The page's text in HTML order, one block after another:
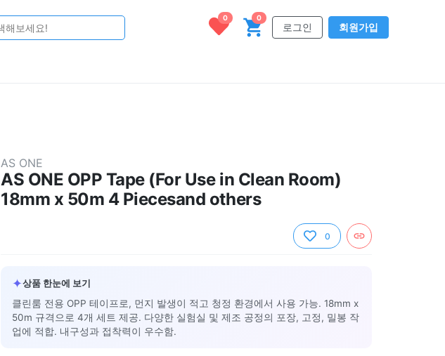
0 0
로그인 회원가입
AS ONE
AS ONE OPP Tape (For Use in Clean Room)
18mm x 50m 4 Piecesand others
0
✦상품 한눈에 보기
클린룸 전용 OPP 테이프로, 먼지 발생이 적고 청정 환경에서 사용 가능. 18mm x
50m 규격으로 4개 세트 제공. 다양한 실험실 및 제조 공정의 포장, 고정, 밀봉 작
업에 적합. 내구성과 접착력이 우수함.